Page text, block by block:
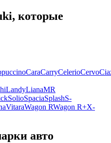
которые
CaraCarryCelerioCervo
LandyLianaMR
SolioSpaciaSplashS-
VitaraWagon RWagon R+X-
авто